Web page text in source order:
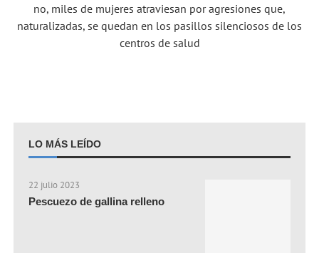
no, miles de mujeres atraviesan por agresiones que,
naturalizadas, se quedan en los pasillos silenciosos de los
centros de salud
LO MÁS LEÍDO
22 julio 2023
Pescuezo de gallina relleno